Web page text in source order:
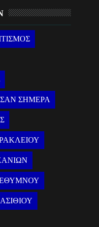
ΣΑΝ ΣΗΜΕΡΑ